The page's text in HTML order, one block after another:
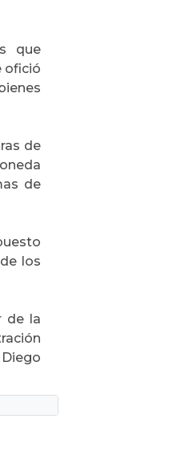
que
ofició
de
de
los
de la